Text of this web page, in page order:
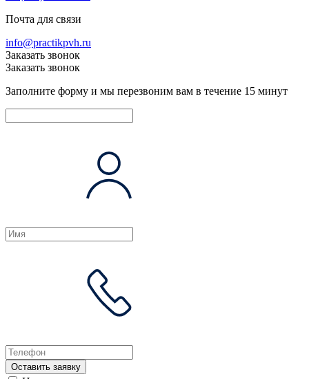
Почта для связи
info@practikpvh.ru
Заказать звонок
Заказать звонок
Заполните форму и мы перезвоним вам в течение 15 минут
Оставить заявку